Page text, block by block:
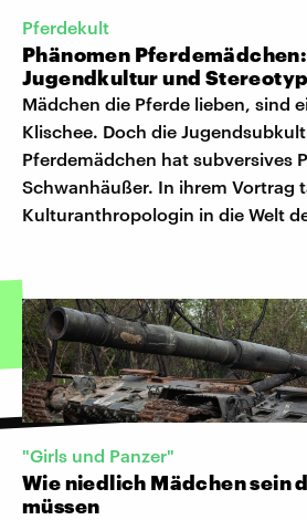
Pferdekult
Phänomen
Jugendkultur und
Mädchen die Pferde lieben, sind
Klischee. Doch die
Pferdemädchen hat subversives
Schwanhäußer. In ihrem Vortrag
Kulturanthropologin in die Welt
"Girls und Panzer"
Wie niedlich Mädchen sein
müssen